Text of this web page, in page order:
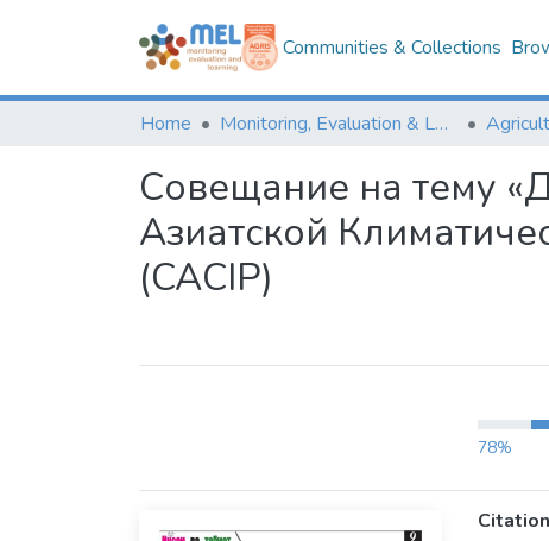
Communities & Collections
Home Monitoring, Evaluation & Learning Repository
Совещание на тему
Азиатской
(CACIP)
78%
Citation